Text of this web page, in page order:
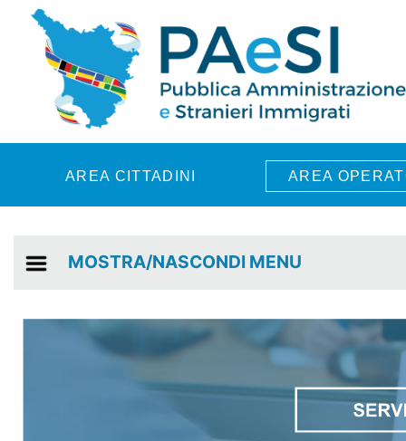
Skip to main content
AREA CITTADINI AREA
MOSTRA/NASCONDI MENU